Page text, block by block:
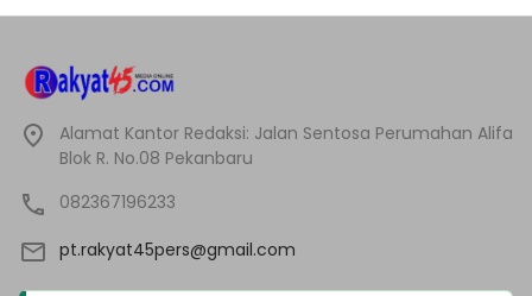
Alamat Kantor Redaksi: Jalan Sentosa Perumahan Alifa
Blok R. No.08 Pekanbaru
082367196233
pt.rakyat45pers@gmail.com